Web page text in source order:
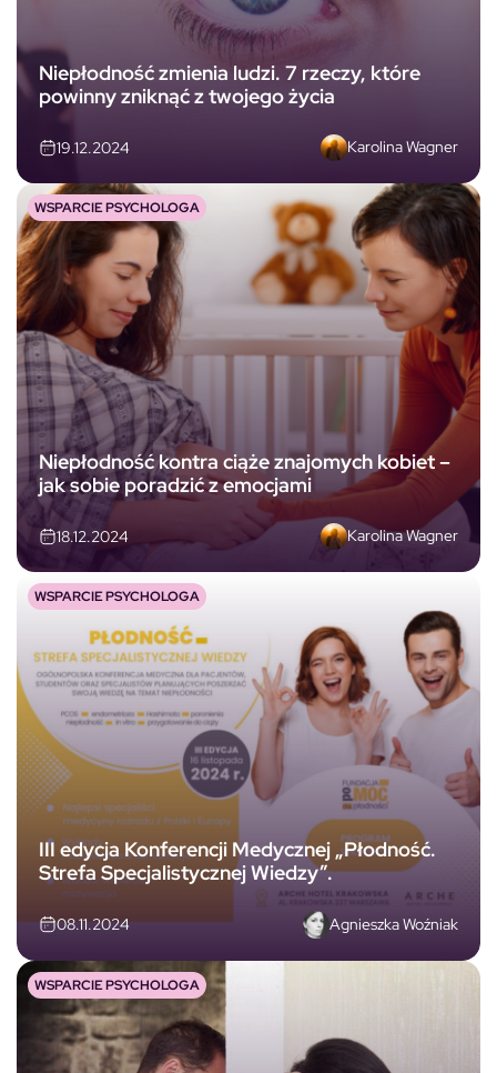
Niepłodność zmienia ludzi. 7 rzeczy, które
powinny zniknąć z twojego życia
19.12.2024 Karolina Wagner
Niepłodność kontra ciąże znajomych kobiet –
jak sobie poradzić z emocjami
18.12.2024 Karolina Wagner
WSPARCIE PSYCHOLOGA
III edycja Konferencji Medycznej „Płodność.
Strefa Specjalistycznej Wiedzy”.
08.11.2024 Agnieszka Woźniak
WSPARCIE PSYCHOLOGA
WSPARCIE PSYCHOLOGA